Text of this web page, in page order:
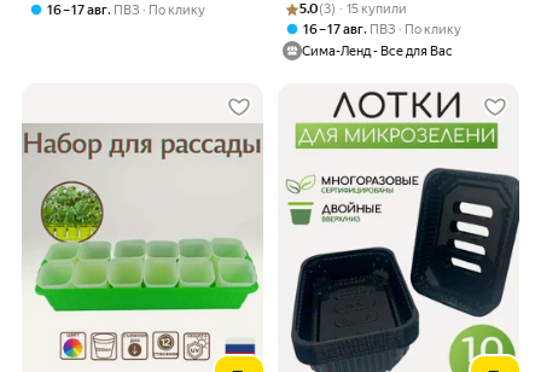
410*175*60мм
16 – 17 авг, ПВЗ По клику
набор 5 шт.
Рейтинг товара: 5.0 из 5
Оценок: (3) · 15 купили
5.0(3) · 15 купили
16 – 17 авг, ПВЗ
По клику
Сима-Ленд - Все для Вас